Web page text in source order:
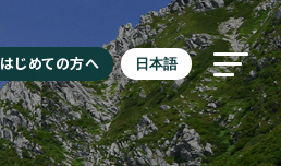
はじめての方へ 日本語